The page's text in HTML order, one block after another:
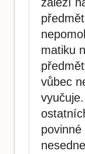
matiku
vůbec